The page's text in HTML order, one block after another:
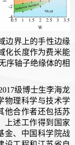
边界上的手性边缘
化长度作为费米能
序轴子绝缘体的相
级博士生李海龙
物理科学与技术学
他合作者还包括苏
上述工作得到国家
金、中国科学院战